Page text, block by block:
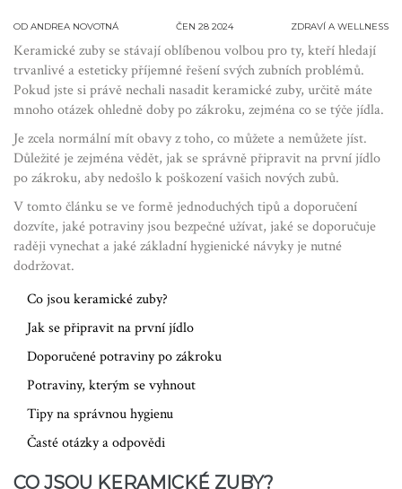
OD ANDREA NOVOTNÁ ČEN 28 2024 ZDRAVÍ A WELLNESS
Keramické zuby se stávají oblíbenou volbou pro ty, kteří hledají
trvanlivé a esteticky příjemné řešení svých zubních problémů.
Pokud jste si právě nechali nasadit keramické zuby, určitě máte
mnoho otázek ohledně doby po zákroku, zejména co se týče jídla.
Je zcela normální mít obavy z toho, co můžete a nemůžete jíst.
Důležité je zejména vědět, jak se správně připravit na první jídlo
po zákroku, aby nedošlo k poškození vašich nových zubů.
V tomto článku se ve formě jednoduchých tipů a doporučení
dozvíte, jaké potraviny jsou bezpečné užívat, jaké se doporučuje
raději vynechat a jaké základní hygienické návyky je nutné
dodržovat.
Co jsou keramické zuby?
Jak se připravit na první jídlo
Doporučené potraviny po zákroku
Potraviny, kterým se vyhnout
Tipy na správnou hygienu
Časté otázky a odpovědi
CO JSOU KERAMICKÉ ZUBY?